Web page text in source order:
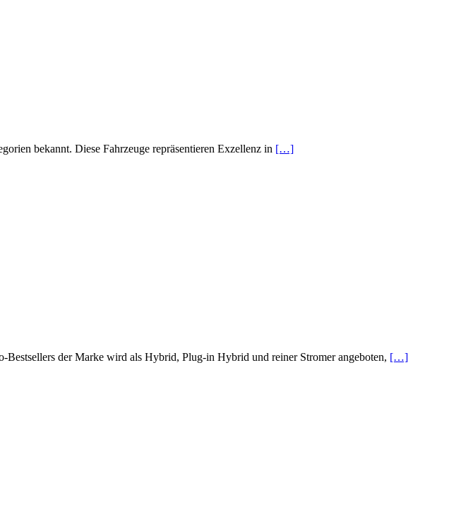
bekannt. Diese Fahrzeuge repräsentieren Exzellenz in […]
Bestsellers der Marke wird als Hybrid, Plug-in Hybrid und reiner Stromer angeboten, […]